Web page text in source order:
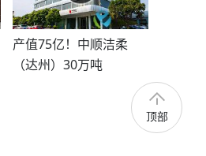
产值75亿！中顺洁柔
（达州）30万吨
顶部